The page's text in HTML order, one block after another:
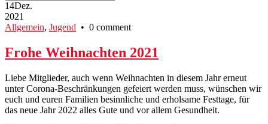
14Dez.
2021
Allgemein, Jugend • 0 comment
Frohe Weihnachten 2021
Liebe Mitglieder, auch wenn Weihnachten in diesem Jahr erneut
unter Corona-Beschränkungen gefeiert werden muss, wünschen wir
euch und euren Familien besinnliche und erholsame Festtage, für
das neue Jahr 2022 alles Gute und vor allem Gesundheit.